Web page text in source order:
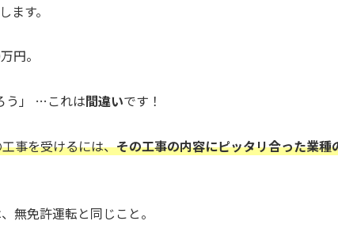
す。
円。
う」 …これは間違いです！
事を受けるには、その工事の内容にピッタリ合った業種
無免許運転と同じこと。